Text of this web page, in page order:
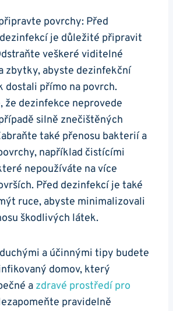
povrchy: Před
je důležité připravit
veškeré viditelné
zbytky, abyste dezinfekční
dostali přímo na povrch.
že dezinfekce neprovede
silně znečištěných
také přenosu bakterií a
například čistícími
nepoužíváte na více
Před dezinfekcí je také
ruce, abyste minimalizovali
škodlivých látek.
a účinnými tipy budete
domov, který
a zdravé prostředí pro
pravidelně